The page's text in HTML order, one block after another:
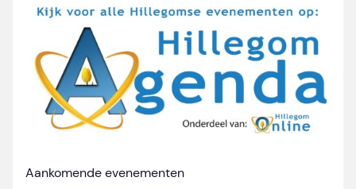
Aankomende evenementen